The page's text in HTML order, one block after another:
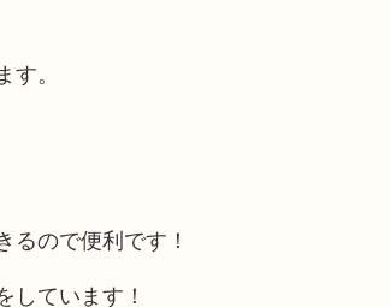
。
ので便利です！
ています！